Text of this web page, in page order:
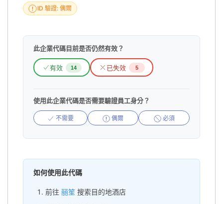
ID 驗證: 偶爾
此企業代碼目前是否仍然有效？
有效 14 已失效 5
使用此企業代碼是否需要驗證員工身分？
不需要 偶爾 必須
如何使用此代碼
前往 丽笙 搜索目的地酒店